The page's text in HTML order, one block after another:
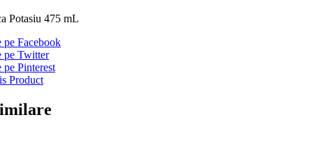
Potasiu 475 mL
Facebook
pe Twitter
Pinterest
Product